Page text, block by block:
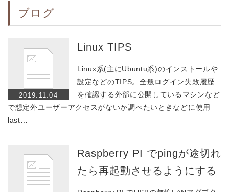
ブログ
2019.11.04
Linux TIPS
Linux系(主にUbuntu系)のインストールや
設定などのTIPS。全般ログイン失敗履歴
を確認する外部に公開しているマシンなど
で想定外ユーザーアクセスがないか調べたいときなどに使用
last…
Raspberry PI でpingが途切れ
たら再起動させるようにする